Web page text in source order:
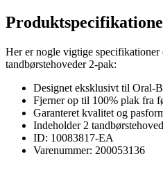
Her er nogle vigtige
tandbørstehoveder 2-pak:
Designet eksklusivt til Oral-
Fjerner op til 100% plak fra
Garanteret kvalitet og
Indeholder 2
ID: 10083817-EA
Varenummer: 200053136